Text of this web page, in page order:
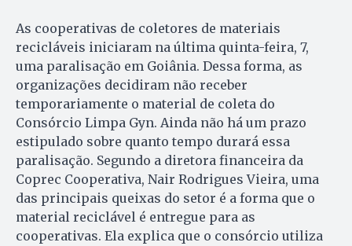
As cooperativas de coletores de materiais
recicláveis iniciaram na última quinta-feira, 7,
uma paralisação em Goiânia. Dessa forma, as
organizações decidiram não receber
temporariamente o material de coleta do
Consórcio Limpa Gyn. Ainda não há um prazo
estipulado sobre quanto tempo durará essa
paralisação. Segundo a diretora financeira da
Coprec Cooperativa, Nair Rodrigues Vieira, uma
das principais queixas do setor é a forma que o
material reciclável é entregue para as
cooperativas. Ela explica que o consórcio utiliza